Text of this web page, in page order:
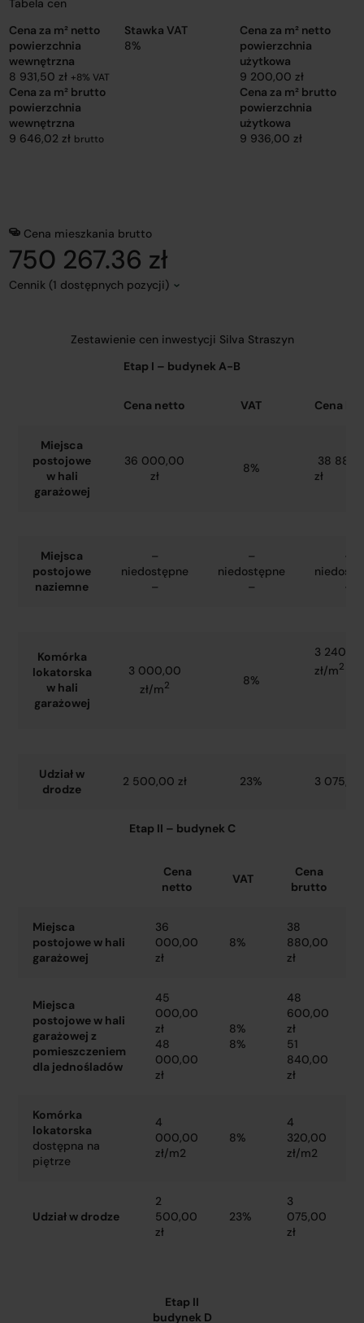
Tabela cen
Cena za m² netto
powierzchnia
wewnętrzna
8 931,50 zł+8% VAT
Stawka VAT
8%
Cena za m² netto
powierzchnia
użytkowa
9 200,00 zł
Cena za m² brutto
powierzchnia
wewnętrzna
9 646,02 zł brutto
Cena za m² brutto
powierzchnia
użytkowa
9 936,00 zł
Cena mieszkania brutto
750 267.36 zł
Cennik (1 dostępnych pozycji)
Zestawienie cen inwestycji Silva Straszyn
Etap I – budynek A-B
Cena netto VAT Cena
Miejsca
postojowe
w hali
garażowej
36 000,00
zł
8%
38
zł
Miejsca
postojowe
naziemne
–
niedostępne
–
–
niedostępne
–
–
–
Komórka
lokatorska
w hali
garażowej
3 000,00
zł/m2 8%
3 240,00
zł/m2
Udział w
drodze
2 500,00 zł 23% 3 075,00
Etap II – budynek C
Cena
netto
VAT
Cena
brutto
Miejsca
postojowe w hali
garażowej
36
000,00
zł
8%
38
880,00
zł
Miejsca
postojowe w hali
garażowej z
pomieszczeniem
dla jednośladów
45
000,00
zł
48
000,00
zł
8%
8%
48
600,00
zł
51
840,00
zł
Komórka
lokatorska
dostępna na
piętrze
4
000,00
zł/m2
8%
4
320,00
zł/m2
Udział w drodze
2
500,00
zł
23%
3
075,00
zł
Etap II
budynek D